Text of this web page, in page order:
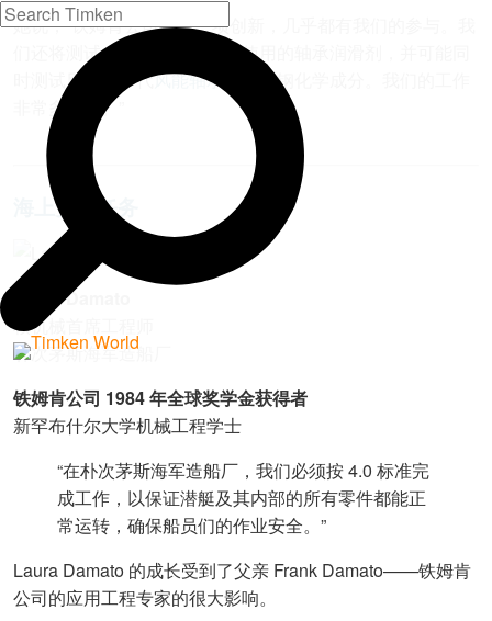
她说，“铁姆肯公司的每一项创新，几乎都有我们的参与。我
们还将测试食品和饮料生产
中使用的轴承润滑剂，并可能同
时测试用于下一代风能轴承
的新型钢化学成分。我们的工作
非常多样化。”
海上安全任务
Laura Damato
核机械首席工程师
朴次茅斯海军造船厂
铁姆肯公司 1984 年全球奖学金获得者
新罕布什尔大学机械工程学士
“在朴次茅斯海军造船厂，我们必须按 4.0 标准完
成工作，以保证潜艇及其内部的所有零件都能正
常运转，确保船员们的作业安全。”
Laura Damato 的成长受到了父亲 Frank Damato——铁姆肯
公司的应用工程专家的很大影响。